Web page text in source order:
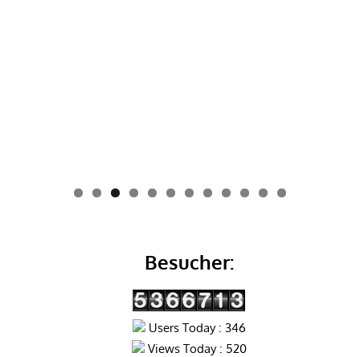
0 1 2
Besucher:
Users Today : 346
Views Today : 520